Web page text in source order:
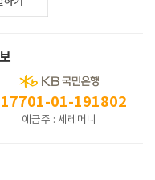
01-191802
예금주 : 세레머니